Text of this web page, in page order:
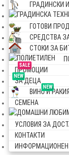
ГРАДИНСКИ
ГОТОВИ
СРЕДСТВА
СТОКИ ЗА
SALE
ПРОМОЦИИ
NEW
ЗА ДЕЦА
NEW
ВИНО И РАКИЯ
СЕМЕНА
УСЛОВИЯ ЗА
КОНТАКТИ